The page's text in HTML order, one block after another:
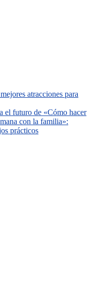
atracciones para
el futuro de «Cómo hacer
con la familia»:
prácticos